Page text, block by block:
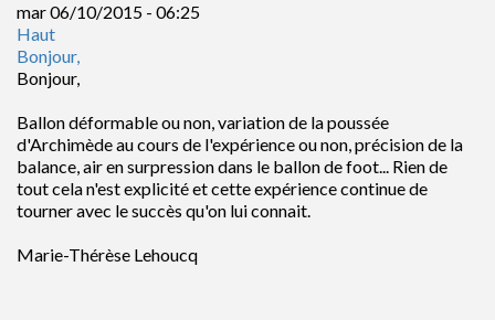
mar 06/10/2015 - 06:25
Haut
Bonjour,
Bonjour,
Ballon déformable ou non, variation de la poussée
d'Archimède au cours de l'expérience ou non, précision de la
balance, air en surpression dans le ballon de foot... Rien de
tout cela n'est explicité et cette expérience continue de
tourner avec le succès qu'on lui connait.
Marie-Thérèse Lehoucq